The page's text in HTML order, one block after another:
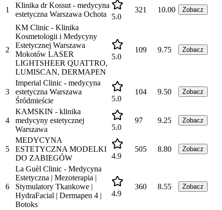
1
Klinika dr Kossut - medycyna
estetyczna Warszawa Ochota
5.0
321 10.00 Zobacz
2
KM Clinic - Klinika
Kosmetologii i Medycyny
Estetycznej Warszawa
Mokotów LASER
LIGHTSHEER QUATTRO,
LUMISCAN, DERMAPEN
5.0
109 9.75 Zobacz
3
Imperial Clinic - medycyna
estetyczna Warszawa
Śródmieście
5.0
104 9.50 Zobacz
4
KAMSKIN - klinika
medycyny estetycznej
Warszawa
5.0
97 9.25 Zobacz
5
MEDYCYNA
ESTETYCZNA MODELKI
DO ZABIEGÓW
4.9
505 8.80 Zobacz
6
La Guèl Clinic - Medycyna
Estetyczna | Mezoterapia |
Stymulatory Tkankowe |
HydraFacial | Dermapen 4 |
Botoks
4.9
360 8.55 Zobacz